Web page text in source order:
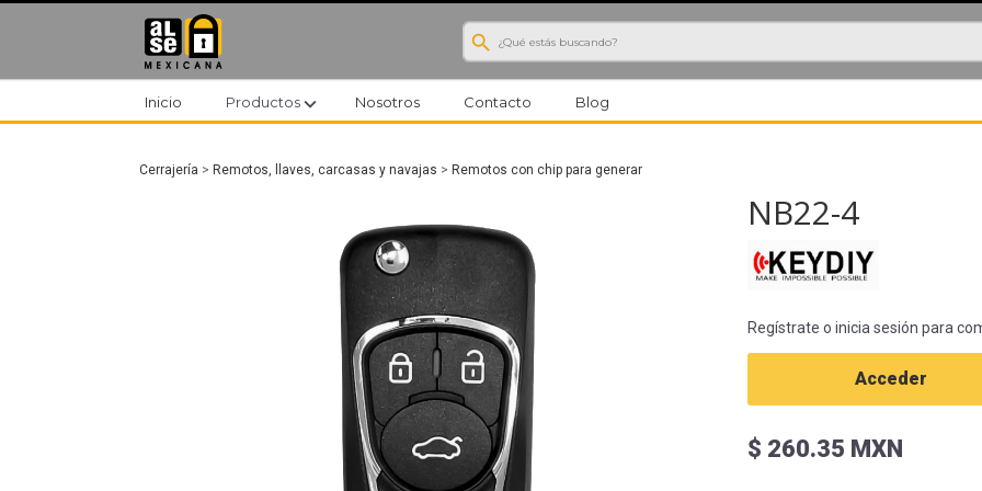
search
Inicio Productosexpand_more Nosotros Contacto Blog
Cerrajería > Remotos, llaves, carcasas y navajas > Remotos con chip para generar
NB22-4
Regístrate o inicia sesión para
Acceder
$ 260.35 MXN